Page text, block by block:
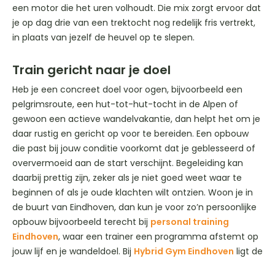
een motor die het uren volhoudt. Die mix zorgt ervoor dat
je op dag drie van een trektocht nog redelijk fris vertrekt,
in plaats van jezelf de heuvel op te slepen.
Train gericht naar je doel
Heb je een concreet doel voor ogen, bijvoorbeeld een
pelgrimsroute, een hut-tot-hut-tocht in de Alpen of
gewoon een actieve wandelvakantie, dan helpt het om je
daar rustig en gericht op voor te bereiden. Een opbouw
die past bij jouw conditie voorkomt dat je geblesseerd of
oververmoeid aan de start verschijnt. Begeleiding kan
daarbij prettig zijn, zeker als je niet goed weet waar te
beginnen of als je oude klachten wilt ontzien. Woon je in
de buurt van Eindhoven, dan kun je voor zo’n persoonlijke
opbouw bijvoorbeeld terecht bij personal training
Eindhoven, waar een trainer een programma afstemt op
jouw lijf en je wandeldoel. Bij Hybrid Gym Eindhoven ligt de